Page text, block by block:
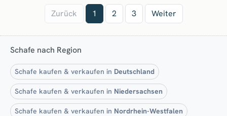
Zurück 1 2 3 Weiter
Schafe nach Region
Schafe kaufen & verkaufen in Deutschland
Schafe kaufen & verkaufen in Niedersachsen
Schafe kaufen & verkaufen in Nordrhein-Westfalen